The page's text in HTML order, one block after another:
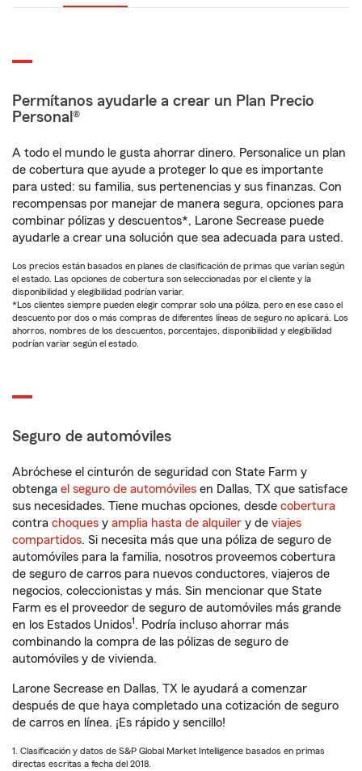
Permítanos ayudarle a crear un Plan Precio
Personal®
A todo el mundo le gusta ahorrar dinero. Personalice un plan
de cobertura que ayude a proteger lo que es importante
para usted: su familia, sus pertenencias y sus finanzas. Con
recompensas por manejar de manera segura, opciones para
combinar pólizas y descuentos*, Larone Secrease puede
ayudarle a crear una solución que sea adecuada para usted.
Los precios están basados en planes de clasificación de primas que varían según
el estado. Las opciones de cobertura son seleccionadas por el cliente y la
disponibilidad y elegibilidad podrían variar.
*Los clientes siempre pueden elegir comprar solo una póliza, pero en ese caso el
descuento por dos o más compras de diferentes líneas de seguro no aplicará. Los
ahorros, nombres de los descuentos, porcentajes, disponibilidad y elegibilidad
podrían variar según el estado.
Seguro de automóviles
Abróchese el cinturón de seguridad con State Farm y
obtenga el seguro de automóviles en Dallas, TX que satisface
sus necesidades. Tiene muchas opciones, desde cobertura
contra choques y amplia hasta de alquiler y de viajes
compartidos. Si necesita más que una póliza de seguro de
automóviles para la familia, nosotros proveemos cobertura
de seguro de carros para nuevos conductores, viajeros de
negocios, coleccionistas y más. Sin mencionar que State
Farm es el proveedor de seguro de automóviles más grande
en los Estados Unidos1. Podría incluso ahorrar más
combinando la compra de las pólizas de seguro de
automóviles y de vivienda.
Larone Secrease en Dallas, TX le ayudará a comenzar
después de que haya completado una cotización de seguro
de carros en línea. ¡Es rápido y sencillo!
1. Clasificación y datos de S&P Global Market Intelligence basados en primas
directas escritas a fecha del 2018.